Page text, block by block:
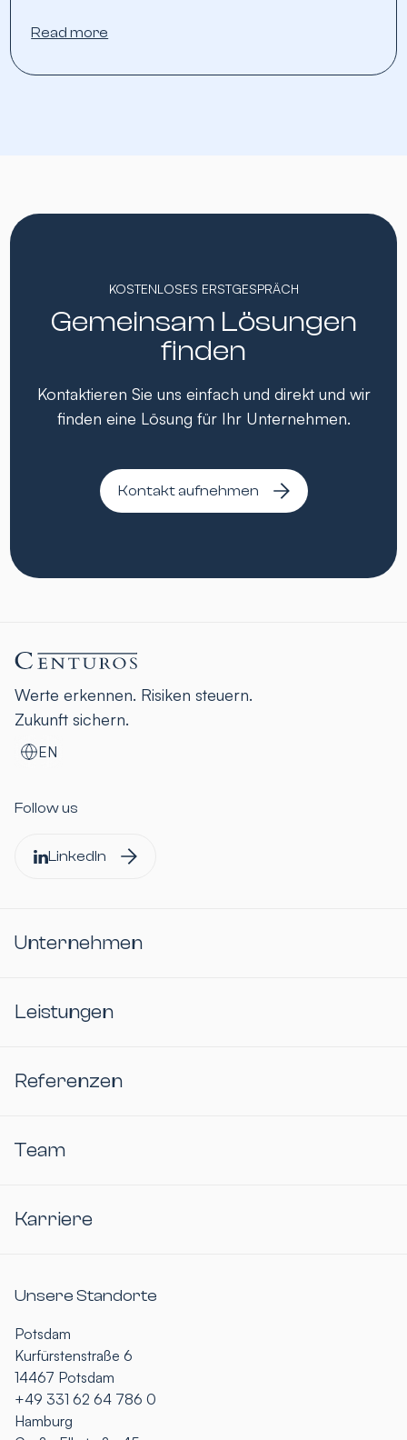
Read more
KOSTENLOSES ERSTGESPRÄCH
Gemeinsam Lösungen
finden
Kontaktieren Sie uns einfach und direkt und wir
finden eine Lösung für Ihr Unternehmen.
Kontakt aufnehmen
Werte erkennen. Risiken steuern.
Zukunft sichern.
EN
Follow us
LinkedIn
Unternehmen
Leistungen
Referenzen
Team
Karriere
Unsere Standorte
Potsdam
Kurfürstenstraße 6
14467 Potsdam
+49 331 62 64 786 0
Hamburg